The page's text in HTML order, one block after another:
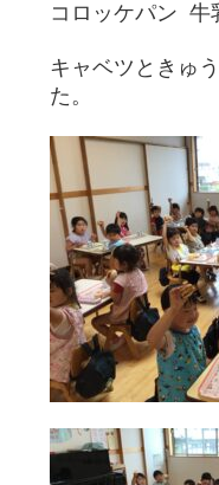
コロッケパン
キャベツときゅ
た。